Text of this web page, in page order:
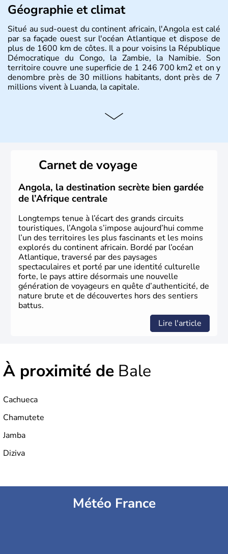
Géographie et climat
Situé au sud-ouest du continent africain, l'Angola est calé
par sa façade ouest sur l'océan Atlantique et dispose de
plus de 1600 km de côtes. Il a pour voisins la République
Démocratique du Congo, la Zambie, la Namibie. Son
territoire couvre une superficie de 1 246 700 km2 et on y
denombre près de 30 millions habitants, dont près de 7
millions vivent à Luanda, la capitale.
Carnet de voyage
Angola, la destination secrète bien gardée
de l’Afrique centrale
Longtemps tenue à l’écart des grands circuits
touristiques, l’Angola s’impose aujourd’hui comme
l’un des territoires les plus fascinants et les moins
explorés du continent africain. Bordé par l’océan
Atlantique, traversé par des paysages
spectaculaires et porté par une identité culturelle
forte, le pays attire désormais une nouvelle
génération de voyageurs en quête d’authenticité, de
nature brute et de découvertes hors des sentiers
battus.
Lire l'article
À proximité de Bale
Cachueca
Chamutete
Jamba
Diziva
Météo France